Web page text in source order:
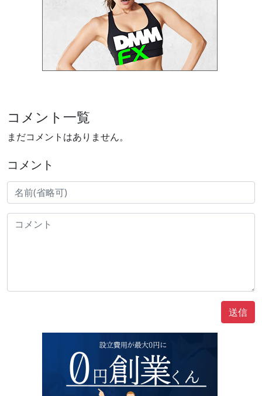
コメント一覧
まだコメントはありません。
コメント
送信